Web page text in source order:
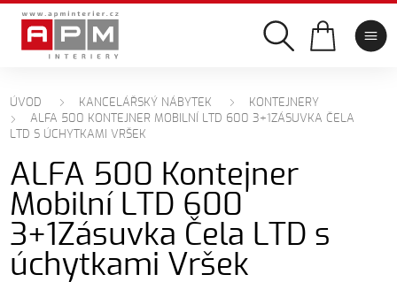
ÚVOD KANCELÁŘSKÝ NÁBYTEK
KONTEJNERY
ALFA 500 KONTEJNER MOBILNÍ LTD 600 3+1ZÁSUVKA ČELA
LTD S ÚCHYTKAMI VRŠEK
ALFA 500 Kontejner
Mobilní LTD 600
3+1Zásuvka Čela LTD s
úchytkami Vršek